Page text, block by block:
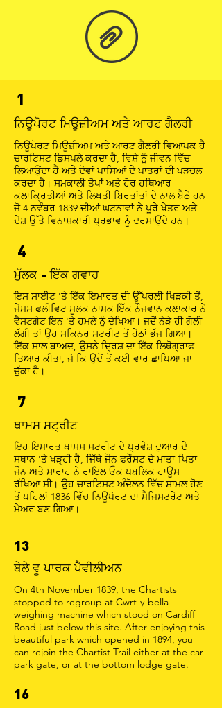
1
ਨਿਊਪੋਰਟ ਮਿਊਜ਼ੀਅਮ ਅਤੇ ਆਰਟ ਗੈਲਰੀ
ਨਿਊਪੋਰਟ ਮਿਊਜ਼ੀਅਮ ਅਤੇ ਆਰਟ ਗੈਲਰੀ ਵਿਆਪਕ ਹੈ
ਚਾਰਟਿਸਟ ਡਿਸਪਲੇ ਕਰਦਾ ਹੈ, ਵਿਸ਼ੇ ਨੂੰ ਜੀਵਨ ਵਿੱਚ
ਲਿਆਉਂਦਾ ਹੈ ਅਤੇ ਦੋਵਾਂ ਪਾਸਿਆਂ ਦੇ ਪਾਤਰਾਂ ਦੀ ਪੜਚੋਲ
ਕਰਦਾ ਹੈ। ਸਮਕਾਲੀ ਤੋਪਾਂ ਅਤੇ ਹੋਰ ਹਥਿਆਰ
ਕਲਾਕ੍ਰਿਤੀਆਂ ਅਤੇ ਲਿਖਤੀ ਬਿਰਤਾਂਤਾਂ ਦੇ ਨਾਲ ਬੈਠੇ ਹਨ
ਜੋ 4 ਨਵੰਬਰ 1839 ਦੀਆਂ ਘਟਨਾਵਾਂ ਨੇ ਪੂਰੇ ਖੇਤਰ ਅਤੇ
ਦੇਸ਼ ਉੱਤੇ ਵਿਨਾਸ਼ਕਾਰੀ ਪ੍ਰਭਾਵ ਨੂੰ ਦਰਸਾਉਂਦੇ ਹਨ।
4
ਮੁੱਲਕ - ਇੱਕ ਗਵਾਹ
ਇਸ ਸਾਈਟ 'ਤੇ ਇੱਕ ਇਮਾਰਤ ਦੀ ਉੱਪਰਲੀ ਖਿੜਕੀ ਤੋਂ,
ਜੇਮਸ ਫਲੀਵਿਟ ਮੂਲਕ ਨਾਮਕ ਇੱਕ ਨੌਜਵਾਨ ਕਲਾਕਾਰ ਨੇ
ਵੈਸਟਗੇਟ ਇਨ 'ਤੇ ਹਮਲੇ ਨੂੰ ਦੇਖਿਆ। ਜਦੋਂ ਨੇੜੇ ਹੀ ਗੋਲੀ
ਲੱਗੀ ਤਾਂ ਉਹ ਸਕਿਨਰ ਸਟਰੀਟ ਤੋਂ ਹੇਠਾਂ ਭੱਜ ਗਿਆ।
ਇੱਕ ਸਾਲ ਬਾਅਦ, ਉਸਨੇ ਦ੍ਰਿਸ਼ ਦਾ ਇੱਕ ਲਿਥੋਗ੍ਰਾਫ
ਤਿਆਰ ਕੀਤਾ, ਜੋ ਕਿ ਉਦੋਂ ਤੋਂ ਕਈ ਵਾਰ ਛਾਪਿਆ ਜਾ
ਚੁੱਕਾ ਹੈ।
7
ਥਾਮਸ ਸਟ੍ਰੀਟ
ਇਹ ਇਮਾਰਤ ਥਾਮਸ ਸਟਰੀਟ ਦੇ ਪ੍ਰਵੇਸ਼ ਦੁਆਰ ਦੇ
ਸਥਾਨ 'ਤੇ ਖੜ੍ਹੀ ਹੈ, ਜਿੱਥੇ ਜੌਨ ਫਰੌਸਟ ਦੇ ਮਾਤਾ-ਪਿਤਾ
ਜੌਨ ਅਤੇ ਸਾਰਾਹ ਨੇ ਰਾਇਲ ਓਕ ਪਬਲਿਕ ਹਾਊਸ
ਰੱਖਿਆ ਸੀ। ਉਹ ਚਾਰਟਿਸਟ ਅੰਦੋਲਨ ਵਿੱਚ ਸ਼ਾਮਲ ਹੋਣ
ਤੋਂ ਪਹਿਲਾਂ 1836 ਵਿੱਚ ਨਿਊਪੋਰਟ ਦਾ ਮੈਜਿਸਟਰੇਟ ਅਤੇ
ਮੇਅਰ ਬਣ ਗਿਆ।
13
ਬੇਲੇ ਵੂ ਪਾਰਕ ਪੈਵੀਲੀਅਨ
On 4th November 1839, the Chartists
stopped to regroup at Cwrt-y-bella
weighing machine which stood on Cardiff
Road just below this site. After enjoying this
beautiful park which opened in 1894, you
can rejoin the Chartist Trail either at the car
park gate, or at the bottom lodge gate.
16